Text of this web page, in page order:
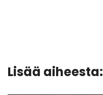
Lisää aiheesta: